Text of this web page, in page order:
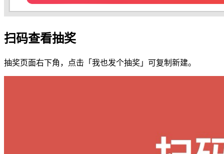
扫码查看抽奖
抽奖页面右下角，点击「我也发个抽奖」可复制新建。